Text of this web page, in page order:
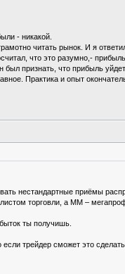
- никакой.
читать рынок. И я
что это разумно,-
признать, что прибыль
Практика и опыт
нестандартные приёмы
торговли, а ММ –
ты получишь.
трейдер сможет это